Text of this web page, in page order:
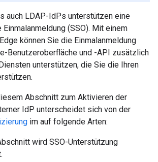
auch LDAP-IdPs unterstützen eine
(SSO). Mit einem
können Sie die Einmalanmeldung
Benutzeroberfläche und -API zusätzlich
unterstützen, die Sie die Ihren
Abschnitt zum Aktivieren der
IdP unterscheidet sich von der
im auf folgende Arten:
wird SSO-Unterstützung